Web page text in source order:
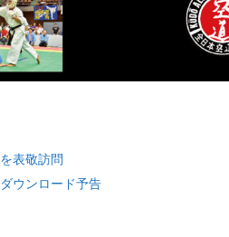
表敬訪問
ンロード予告